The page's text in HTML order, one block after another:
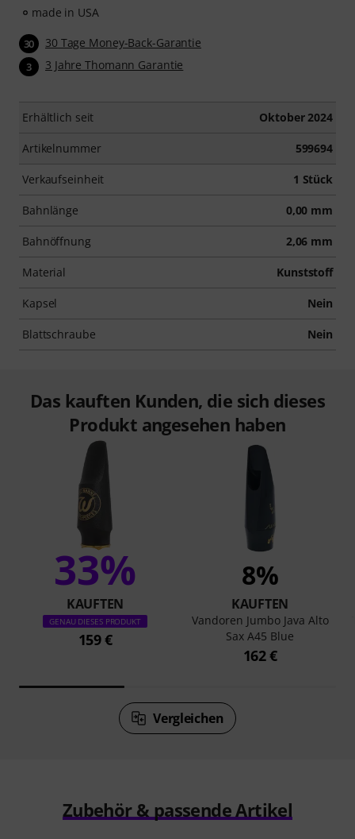
made in USA
30 30 Tage Money-Back-Garantie
3 3 Jahre Thomann Garantie
Erhältlich seit Oktober 2024
Artikelnummer 599694
Verkaufseinheit 1 Stück
Bahnlänge 0,00 mm
Bahnöffnung 2,06 mm
Material Kunststoff
Kapsel Nein
Blattschraube Nein
Das kauften Kunden, die sich dieses
Produkt angesehen haben
33%
KAUFTEN
GENAU DIESES PRODUKT
159 €
8%
KAUFTEN
Vandoren Jumbo Java Alto
Sax A45 Blue
162 €
Vergleichen
Zubehör & passende Artikel